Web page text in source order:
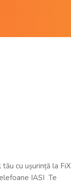
cu ușurință la FiX
IASI Te